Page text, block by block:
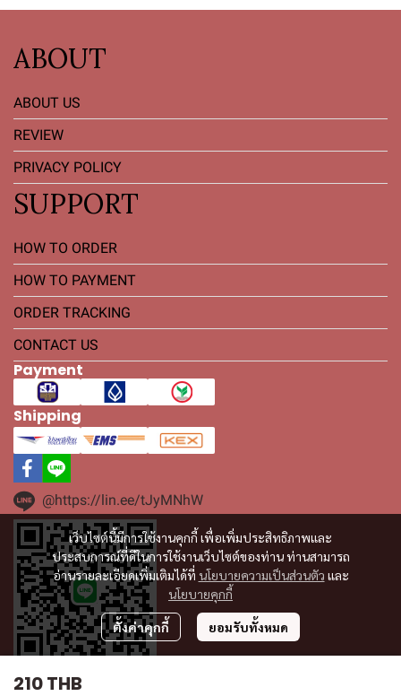
210 THB
เว็บไซต์นี้มีการใช้งานคุกกี้ เพื่อเพิ่มประสิทธิภาพและ
ประสบการณ์ที่ดีในการใช้งานเว็บไซต์ของท่าน ท่านสามารถ
อ่านรายละเอียดเพิ่มเติมได้ที่ นโยบายความเป็นส่วนตัว และ
นโยบายคุกกี้
ตั้งค่าคุกกี้ ยอมรับทั้งหมด
ABOUT
ABOUT US
REVIEW
PRIVACY POLICY
SUPPORT
HOW TO ORDER
HOW TO PAYMENT
ORDER TRACKING
CONTACT US
Payment
Shipping
@https://lin.ee/tJyMNhW